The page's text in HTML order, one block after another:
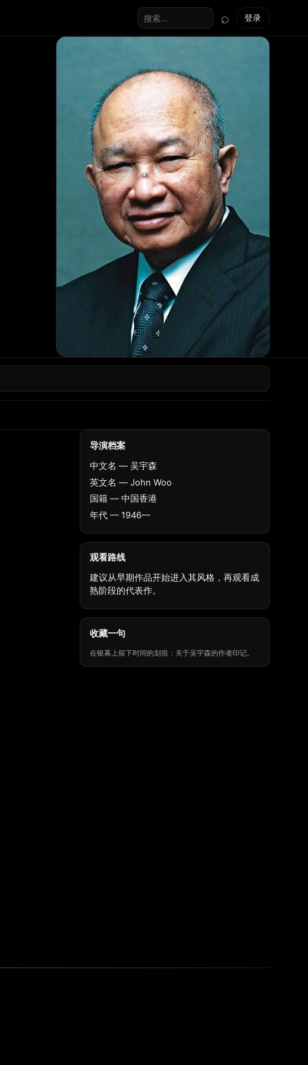
搜索全站
⌕ 登录
导演档案
中文名 — 吴宇森
英文名 — John Woo
国籍 — 中国香港
年代 — 1946—
观看路线
建议从早期作品开始进入其风格，再观看成
熟阶段的代表作。
收藏一句
在银幕上留下时间的划痕：关于吴宇森的作者印记。